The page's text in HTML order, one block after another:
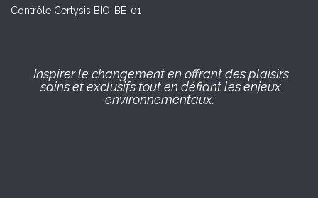
Contrôle Certysis BIO-BE-01
Inspirer le changement en offrant des plaisirs
sains et exclusifs tout en défiant les enjeux
environnementaux.